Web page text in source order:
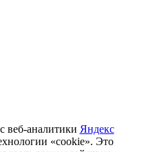
веб-аналитики Яндекс
«cookie». Это